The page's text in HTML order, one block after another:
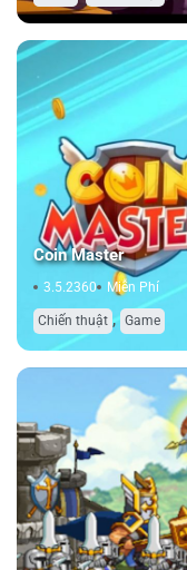
Coin Master
3.5.2360 Miễn Phí
Chiến thuật , Game